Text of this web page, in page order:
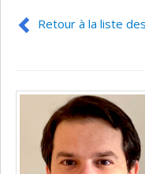
Retour à la liste